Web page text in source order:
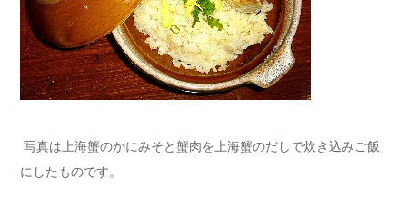
写真は上海蟹のかにみそと蟹肉を上海蟹のだしで炊き込みご飯
にしたものです。